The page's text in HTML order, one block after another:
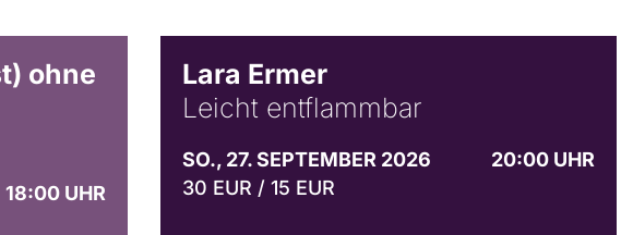
ohne
18:00 UHR
Lara Ermer
Leicht entflammbar
SO., 27. SEPTEMBER 2026
20:00 UHR
30 EUR / 15 EUR